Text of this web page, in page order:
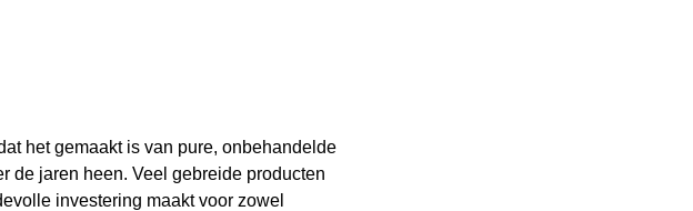
het gemaakt is van pure, onbehandelde
de jaren heen. Veel gebreide producten
investering maakt voor zowel